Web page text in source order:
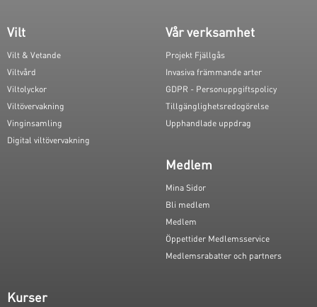
Vilt
Vilt & Vetande
Viltvård
Viltolyckor
Viltövervakning
Vinginsamling
Digital viltövervakning
Vår verksamhet
Projekt Fjällgås
Invasiva främmande arter
GDPR - Personuppgiftspolicy
Tillgänglighetsredogörelse
Upphandlade uppdrag
Medlem
Mina Sidor
Bli medlem
Medlem
Öppettider Medlemsservice
Medlemsrabatter och partners
Kurser